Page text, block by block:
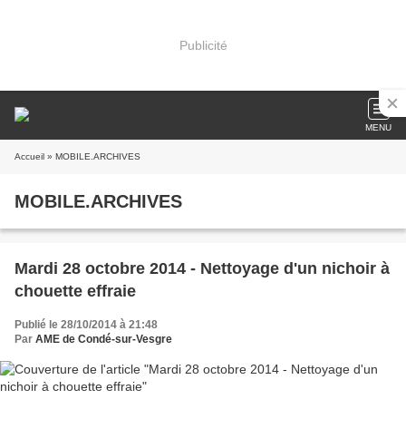
Publicité
MENU
Accueil » MOBILE.ARCHIVES
MOBILE.ARCHIVES
Mardi 28 octobre 2014 - Nettoyage d'un nichoir à
chouette effraie
Publié le 28/10/2014 à 21:48
Par AME de Condé-sur-Vesgre